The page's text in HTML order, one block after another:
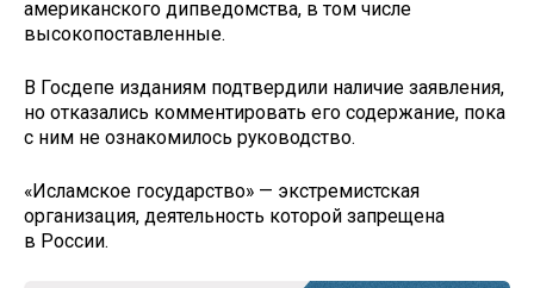
американского дипведомства, в том числе
высокопоставленные.
В Госдепе изданиям подтвердили наличие заявления,
но отказались комментировать его содержание, пока
с ним не ознакомилось руководство.
«Исламское государство» — экстремистская
организация, деятельность которой запрещена
в России.